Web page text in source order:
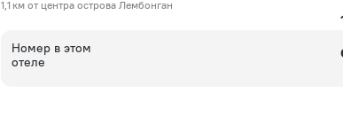
1,1 км от центра острова Лембонган
Номер в этом
отеле